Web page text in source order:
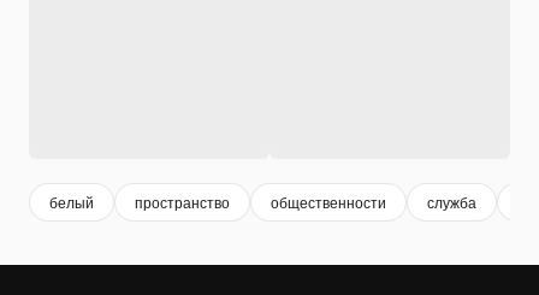
белый пространство общественности служба